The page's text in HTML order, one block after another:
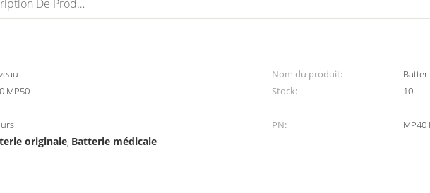
Description De Produit
Nom du produit:
MP50 Stock: 10
PN:
MP40
originale, Batterie médicale